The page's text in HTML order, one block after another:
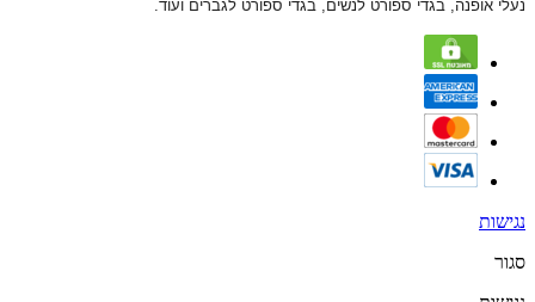
נעלי אופנה, בגדי ספורט לנשים, בגדי ספורט לגברים ועוד.
נגישות
סגור